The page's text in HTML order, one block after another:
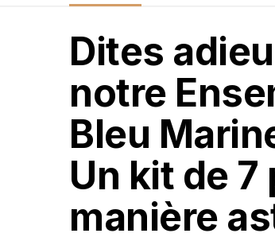
Dites
notre
Bleu
Un kit de
manière